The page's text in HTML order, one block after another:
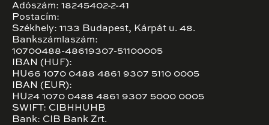
Adószám: 18245402-2-41
Postacím:
Székhely: 1133 Budapest, Kárpát u. 48.
Bankszámlaszám:
10700488-48619307-51100005
IBAN (HUF):
HU66 1070 0488 4861 9307 5110 0005
IBAN (EUR):
HU24 1070 0488 4861 9307 5000 0005
SWIFT: CIBHHUHB
Bank: CIB Bank Zrt.